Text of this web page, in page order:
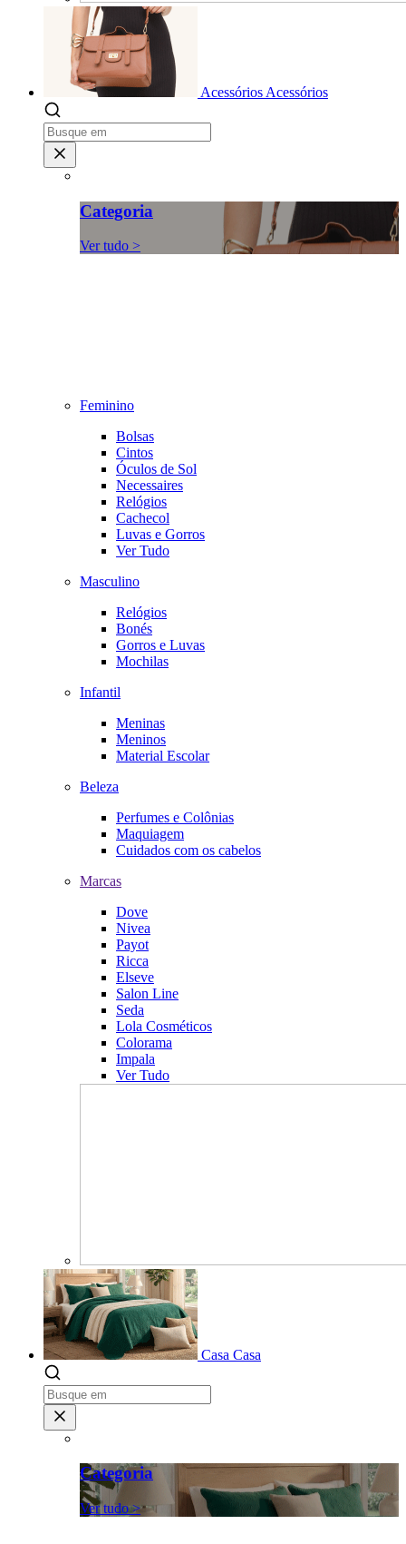
Acessórios Acessórios
Categoria
Ver tudo >
Feminino
Bolsas
Cintos
Óculos de Sol
Necessaires
Relógios
Cachecol
Luvas e Gorros
Ver Tudo
Masculino
Relógios
Bonés
Gorros e Luvas
Mochilas
Infantil
Meninas
Meninos
Material Escolar
Beleza
Perfumes e Colônias
Maquiagem
Cuidados com os cabelos
Marcas
Dove
Nivea
Payot
Ricca
Elseve
Salon Line
Seda
Lola Cosméticos
Colorama
Impala
Ver Tudo
Casa Casa
Categoria
Ver tudo >